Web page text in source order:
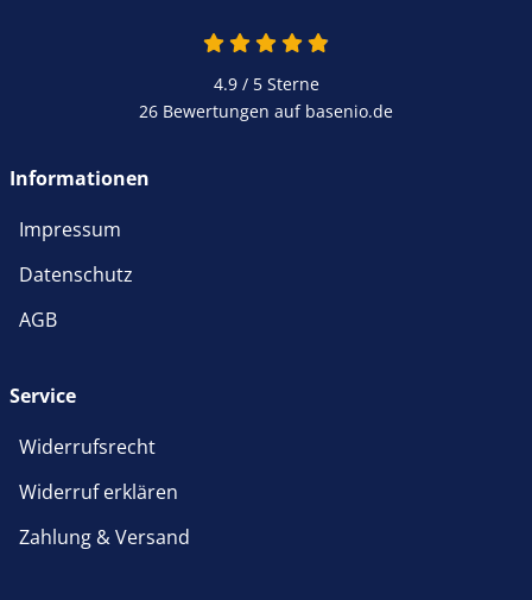
4.9 / 5Sterne
26 Bewertungen auf basenio.de
Informationen
Impressum
Datenschutz
AGB
Service
Widerrufsrecht
Widerruf erklären
Zahlung & Versand